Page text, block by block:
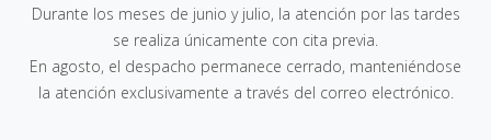
Durante los meses de junio y julio, la atención por las tardes
se realiza únicamente con cita previa.
En agosto, el despacho permanece cerrado, manteniéndose
la atención exclusivamente a través del correo electrónico.